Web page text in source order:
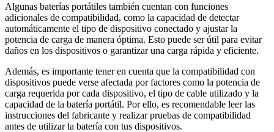
Algunas baterías portátiles también cuentan con funciones
adicionales de compatibilidad, como la capacidad de detectar
automáticamente el tipo de dispositivo conectado y ajustar la
potencia de carga de manera óptima. Esto puede ser útil para evitar
daños en los dispositivos o garantizar una carga rápida y eficiente.
Además, es importante tener en cuenta que la compatibilidad con
dispositivos puede verse afectada por factores como la potencia de
carga requerida por cada dispositivo, el tipo de cable utilizado y la
capacidad de la batería portátil. Por ello, es recomendable leer las
instrucciones del fabricante y realizar pruebas de compatibilidad
antes de utilizar la batería con tus dispositivos.